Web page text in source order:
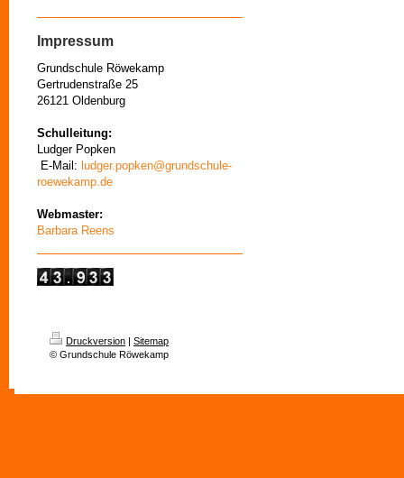
Impressum
Grundschule Röwekamp
Gertrudenstraße 25
26121 Oldenburg
Schulleitung:
Ludger Popken
E-Mail: ludger.popken@grundschule-
roewekamp.de
Webmaster:
Barbara Reens
Druckversion | Sitemap
© Grundschule Röwekamp